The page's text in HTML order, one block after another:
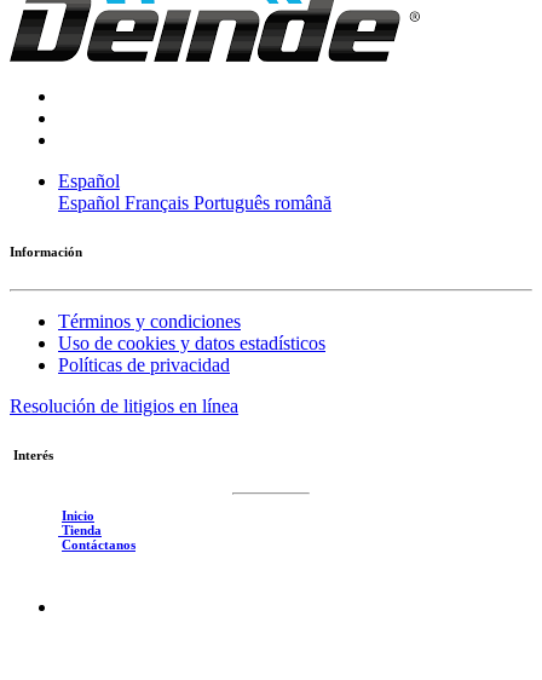
Español
Español Français Português română
Información
Términos y condiciones
Uso de cookies y datos estadísticos
Políticas de privacidad
Resolución de litigios en línea
Interés
Inicio
Tienda
Contáctanos